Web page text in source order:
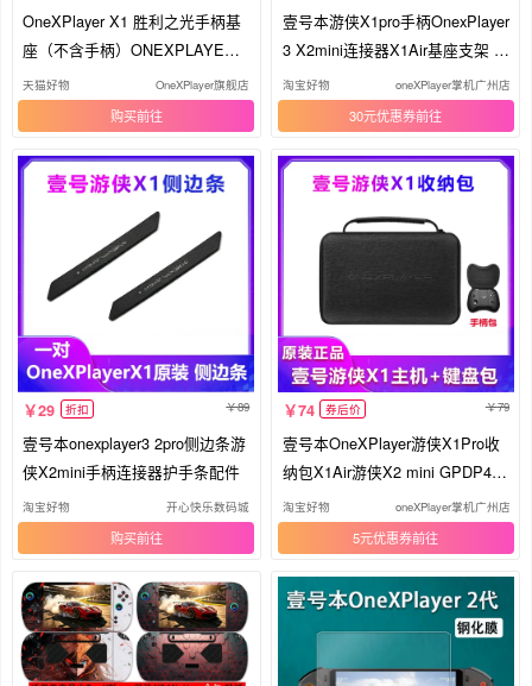
OneXPlayer X1 胜利之光手柄基
座（不含手柄）ONEXPLAYER
侧边转装饰条 适用X2/X2 Mini/O
NEXPLAYER 3/X1 Pro
天猫好物 OneXPlayer旗舰店
购买
壹号本游侠X1pro手柄OnexPlayer
3 X2mini连接器X1Air基座支架 X
1
淘宝好物 oneXPlayer掌机广州店
30元优惠券
29 折扣 89
壹号本onexplayer3 2pro侧边条游
侠X2mini手柄连接器护手条配件
淘宝好物 开心快乐数码城
购买
74 券后价 79
壹号本OneXPlayer游侠X1Pro收
纳包X1Air游侠X2 mini GPDP4配
件3代
淘宝好物 oneXPlayer掌机广州店
5元优惠券